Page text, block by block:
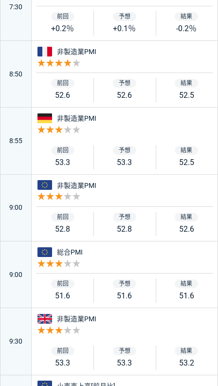
7:30
+0.2％ +0.1％ -0.2％
8:50
フランス
非製造業PMI
52.6 52.6 52.5
8:55
ドイツ
非製造業PMI
53.3 53.3 52.5
9:00
ユーロ
非製造業PMI
52.8 52.8 52.6
9:00
ユーロ
総合PMI
51.6 51.6 51.6
9:30
イギリス
非製造業PMI
53.3 53.3 53.2